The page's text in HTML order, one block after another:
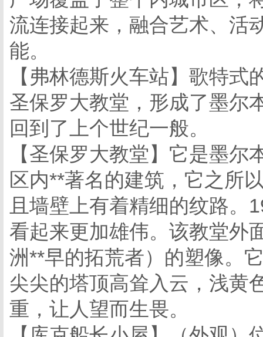
流连接起来，融合艺术、活
能。
【弗林德斯火车站】歌特
圣保罗大教堂，形成了墨尔
回到了上个世纪一般。
【圣保罗大教堂】它是墨
区内**著名的建筑，它之所
且墙壁上有着精细的纹路。
看起来更加雄伟。该教堂外
洲**早的拓荒者）的塑像。
尖尖的塔顶高耸入云，浅黄
重，让人望而生畏。